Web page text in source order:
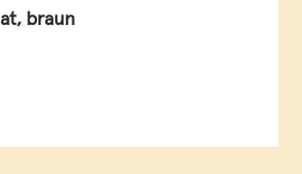
braun